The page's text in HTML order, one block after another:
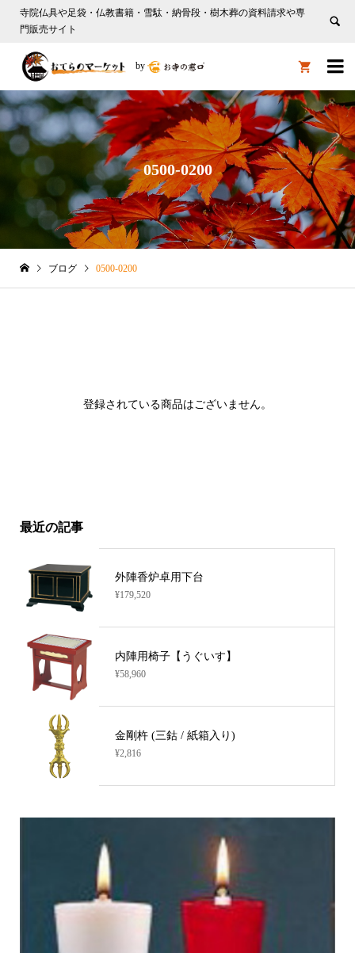
寺院仏具や足袋・仏教書籍・雪駄・納骨段・樹木葬の資料請求や専
門販売サイト

by 
0500-0200
ブログ 0500-0200
登録されている商品はございません。
最近の記事
外陣香炉卓用下台
¥179,520
内陣用椅子【うぐいす】
¥58,960
金剛杵 (三鈷 / 紙箱入り)
¥2,816